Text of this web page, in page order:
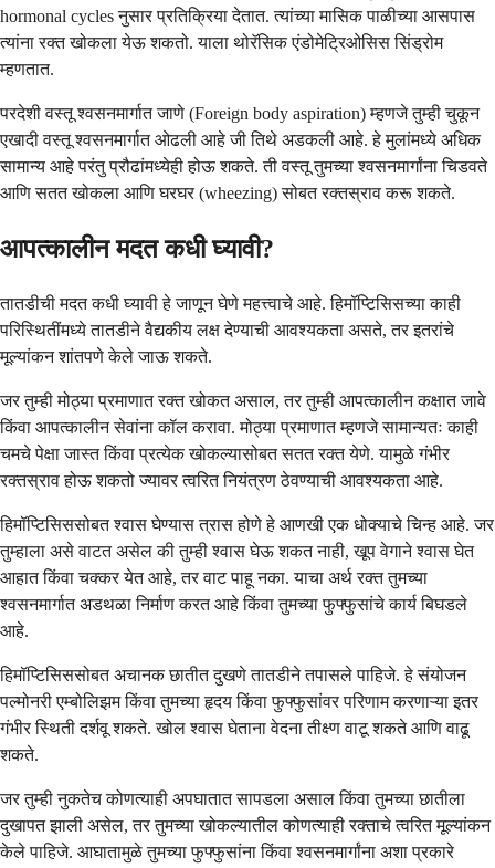
hormonal cycles नुसार प्रतिक्रिया देतात. त्यांच्या मासिक पाळीच्या आसपास
त्यांना रक्त खोकला येऊ शकतो. याला थोरॅसिक एंडोमेट्रिओसिस सिंड्रोम
म्हणतात.
परदेशी वस्तू श्वसनमार्गात जाणे (Foreign body aspiration) म्हणजे तुम्ही चुकून
एखादी वस्तू श्वसनमार्गात ओढली आहे जी तिथे अडकली आहे. हे मुलांमध्ये अधिक
सामान्य आहे परंतु प्रौढांमध्येही होऊ शकते. ती वस्तू तुमच्या श्वसनमार्गांना चिडवते
आणि सतत खोकला आणि घरघर (wheezing) सोबत रक्तस्राव करू शकते.
आपत्कालीन मदत कधी घ्यावी?
तातडीची मदत कधी घ्यावी हे जाणून घेणे महत्त्वाचे आहे. हिमॉप्टिसिसच्या काही
परिस्थितींमध्ये तातडीने वैद्यकीय लक्ष देण्याची आवश्यकता असते, तर इतरांचे
मूल्यांकन शांतपणे केले जाऊ शकते.
जर तुम्ही मोठ्या प्रमाणात रक्त खोकत असाल, तर तुम्ही आपत्कालीन कक्षात जावे
किंवा आपत्कालीन सेवांना कॉल करावा. मोठ्या प्रमाणात म्हणजे सामान्यतः काही
चमचे पेक्षा जास्त किंवा प्रत्येक खोकल्यासोबत सतत रक्त येणे. यामुळे गंभीर
रक्तस्राव होऊ शकतो ज्यावर त्वरित नियंत्रण ठेवण्याची आवश्यकता आहे.
हिमॉप्टिसिससोबत श्वास घेण्यास त्रास होणे हे आणखी एक धोक्याचे चिन्ह आहे. जर
तुम्हाला असे वाटत असेल की तुम्ही श्वास घेऊ शकत नाही, खूप वेगाने श्वास घेत
आहात किंवा चक्कर येत आहे, तर वाट पाहू नका. याचा अर्थ रक्त तुमच्या
श्वसनमार्गात अडथळा निर्माण करत आहे किंवा तुमच्या फुफ्फुसांचे कार्य बिघडले
आहे.
हिमॉप्टिसिससोबत अचानक छातीत दुखणे तातडीने तपासले पाहिजे. हे संयोजन
पल्मोनरी एम्बोलिझम किंवा तुमच्या हृदय किंवा फुफ्फुसांवर परिणाम करणाऱ्या इतर
गंभीर स्थिती दर्शवू शकते. खोल श्वास घेताना वेदना तीक्ष्ण वाटू शकते आणि वाढू
शकते.
जर तुम्ही नुकतेच कोणत्याही अपघातात सापडला असाल किंवा तुमच्या छातीला
दुखापत झाली असेल, तर तुमच्या खोकल्यातील कोणत्याही रक्ताचे त्वरित मूल्यांकन
केले पाहिजे. आघातामुळे तुमच्या फुफ्फुसांना किंवा श्वसनमार्गांना अशा प्रकारे